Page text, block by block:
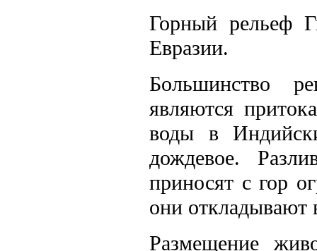
Горный рельеф
Евразии.
Большинство
являются
воды в
дождевое.
приносят с гор
они откладывают
Размещение